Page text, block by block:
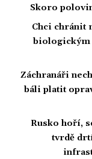
Skoro
Chci chránit
biologickým
Záchranáři
báli platit
Rusko hoří,
tvrdě